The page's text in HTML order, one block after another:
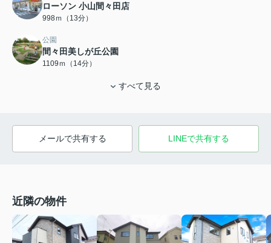
ローソン 小山間々田店
998ｍ（13分）
公園
間々田美しが丘公園
1109ｍ（14分）
すべて見る
メールで共有する LINEで共有する
近隣の物件